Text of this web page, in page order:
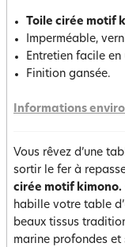
Toile cirée motif
Imperméable,
Entretien facile
Finition gansée.
Informations
Vous rêvez d’une
sortir le fer à
cirée motif kimono.
habille votre table
beaux tissus
marine profondes et